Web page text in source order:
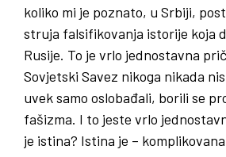
koliko mi je poznato, u Srbiji,
struja falsifikovanja istorije koja
Rusije. To je vrlo jednostavna
Sovjetski Savez nikoga nikada
uvek samo oslobađali, borili se
fašizma. I to jeste vrlo
je istina? Istina je –